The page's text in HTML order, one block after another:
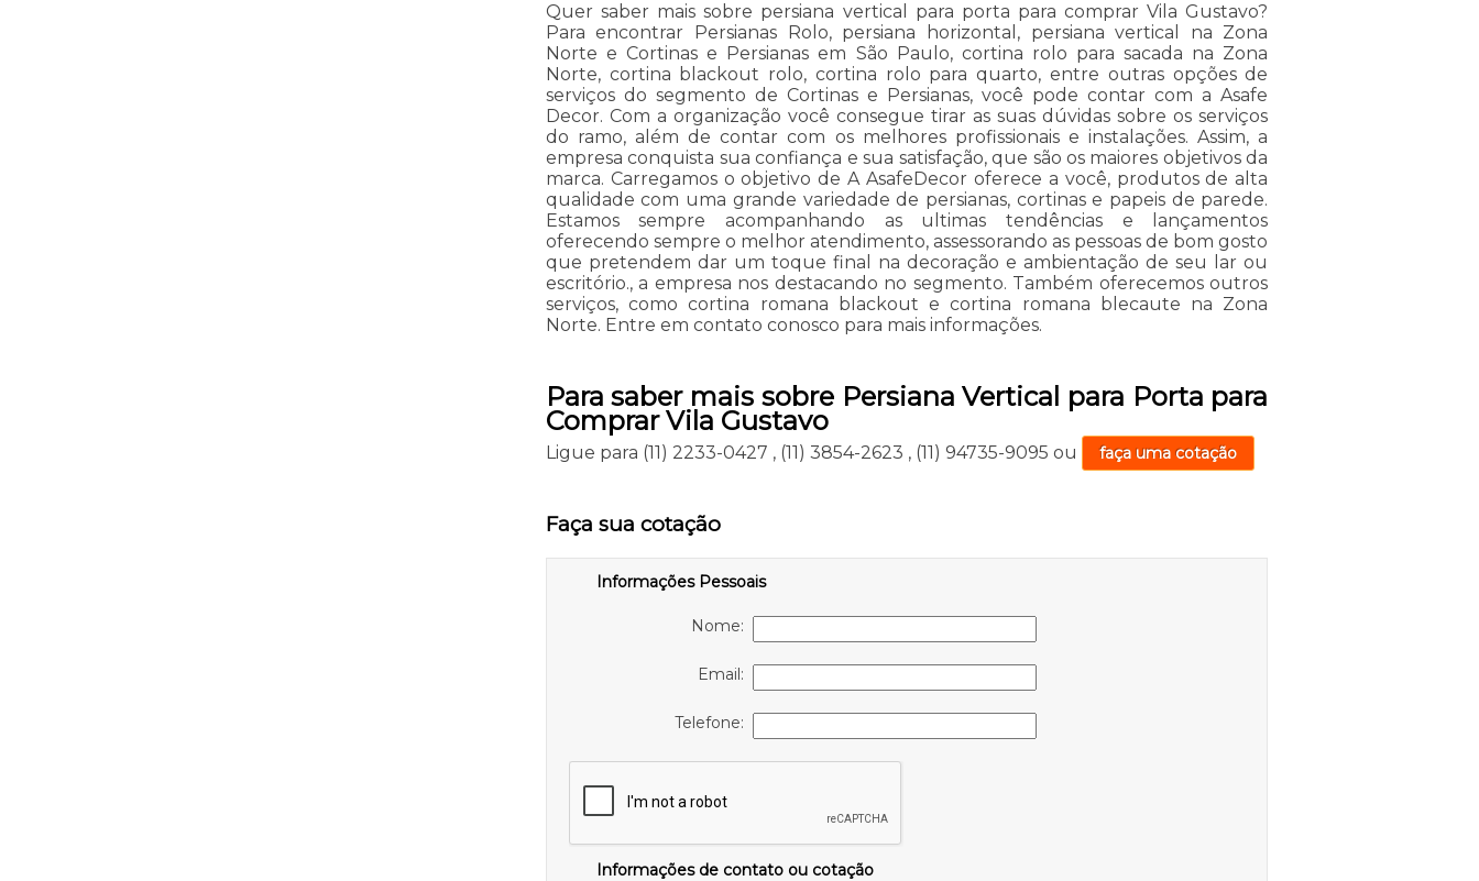
Quer saber mais sobre persiana vertical para porta para comprar Vila Gustavo?
Para encontrar Persianas Rolo, persiana horizontal, persiana vertical na Zona
Norte e Cortinas e Persianas em São Paulo, cortina rolo para sacada na Zona
Norte, cortina blackout rolo, cortina rolo para quarto, entre outras opções de
serviços do segmento de Cortinas e Persianas, você pode contar com a Asafe
Decor. Com a organização você consegue tirar as suas dúvidas sobre os serviços
do ramo, além de contar com os melhores profissionais e instalações. Assim, a
empresa conquista sua confiança e sua satisfação, que são os maiores objetivos da
marca. Carregamos o objetivo de A AsafeDecor oferece a você, produtos de alta
qualidade com uma grande variedade de persianas, cortinas e papeis de parede.
Estamos sempre acompanhando as ultimas tendências e lançamentos
oferecendo sempre o melhor atendimento, assessorando as pessoas de bom gosto
que pretendem dar um toque final na decoração e ambientação de seu lar ou
escritório., a empresa nos destacando no segmento. Também oferecemos outros
serviços, como cortina romana blackout e cortina romana blecaute na Zona
Norte. Entre em contato conosco para mais informações.
Para saber mais sobre Persiana Vertical para Porta para
Comprar Vila Gustavo
Ligue para (11) 2233-0427 , (11) 3854-2623 , (11) 94735-9095 ou faça uma cotação
Faça sua cotação
Informações Pessoais
Nome:
Email:
Telefone:
Informações de contato ou cotação